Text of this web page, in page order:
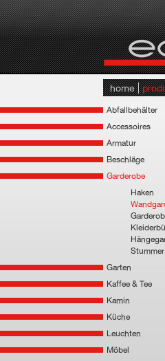
home
Abfallbehälter
Accessoires
Armatur
Beschläge
Garderobe
Haken
Garten
Kaffee & Tee
Kamin
Küche
Leuchten
Möbel